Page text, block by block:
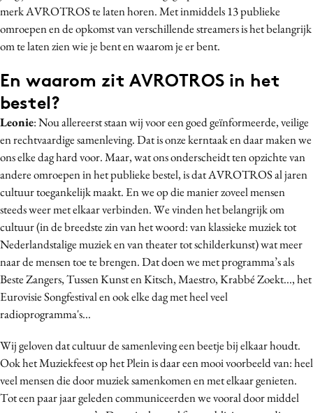
merk AVROTROS te laten horen. Met inmiddels 13 publieke
omroepen en de opkomst van verschillende streamers is het belangrijk
om te laten zien wie je bent en waarom je er bent.
En waarom zit AVROTROS in het
bestel?
Leonie: Nou allereerst staan wij voor een goed geïnformeerde, veilige
en rechtvaardige samenleving. Dat is onze kerntaak en daar maken we
ons elke dag hard voor. Maar, wat ons onderscheidt ten opzichte van
andere omroepen in het publieke bestel, is dat AVROTROS al jaren
cultuur toegankelijk maakt. En we op die manier zoveel mensen
steeds weer met elkaar verbinden. We vinden het belangrijk om
cultuur (in de breedste zin van het woord: van klassieke muziek tot
Nederlandstalige muziek en van theater tot schilderkunst) wat meer
naar de mensen toe te brengen. Dat doen we met programma’s als
Beste Zangers, Tussen Kunst en Kitsch, Maestro, Krabbé Zoekt..., het
Eurovisie Songfestival en ook elke dag met heel veel
radioprogramma's...
Wij geloven dat cultuur de samenleving een beetje bij elkaar houdt.
Ook het Muziekfeest op het Plein is daar een mooi voorbeeld van: heel
veel mensen die door muziek samenkomen en met elkaar genieten.
Tot een paar jaar geleden communiceerden we vooral door middel